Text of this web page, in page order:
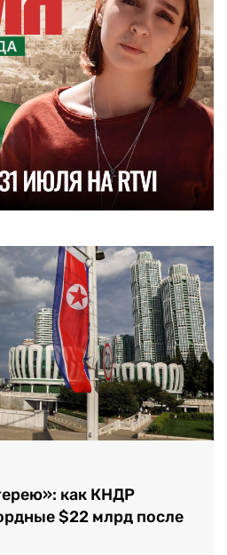
как КНДР
$22 млрд после